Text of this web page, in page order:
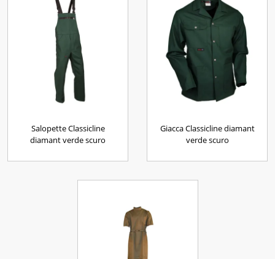
Salopette Classicline
diamant verde scuro
Giacca Classicline diamant
verde scuro